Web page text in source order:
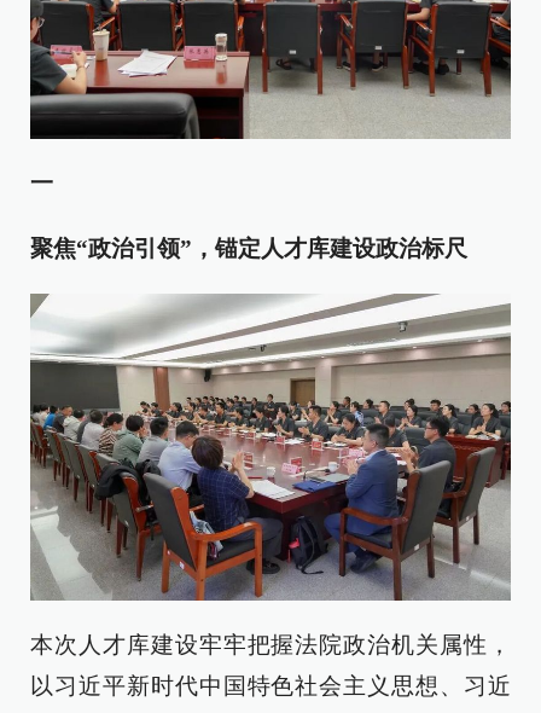
一
聚焦“政治引领”，锚定人才库建设政治标尺
本次人才库建设牢牢把握法院政治机关属性，
以习近平新时代中国特色社会主义思想、习近